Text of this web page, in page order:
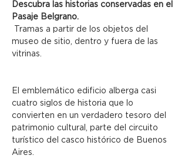
Descubra las historias conservadas en el
Pasaje Belgrano.
museo de sitio, dentro y fuera de las
vitrinas.
El emblemático edificio alberga casi
cuatro siglos de historia que lo
convierten en un verdadero tesoro del
patrimonio cultural, parte del circuito
turístico del casco histórico de Buenos
Aires.